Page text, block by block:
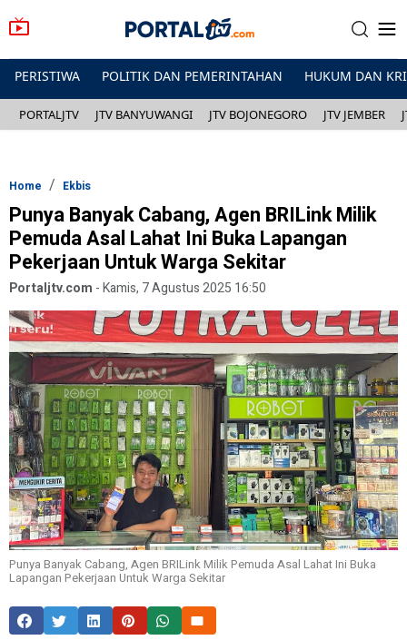
PERISTIWA POLITIK DAN PEMERINTAHAN HUKUM DAN
PORTALJTV JTV BANYUWANGI JTV BOJONEGORO JTV JEMBER
Home Ekbis
Punya Banyak Cabang, Agen BRILink Milik
Pemuda Asal Lahat Ini Buka Lapangan
Pekerjaan Untuk Warga Sekitar
Portaljtv.com -Kamis, 7 Agustus 2025 16:50
Punya Banyak Cabang, Agen BRILink Milik Pemuda Asal Lahat Ini Buka
Lapangan Pekerjaan Untuk Warga Sekitar